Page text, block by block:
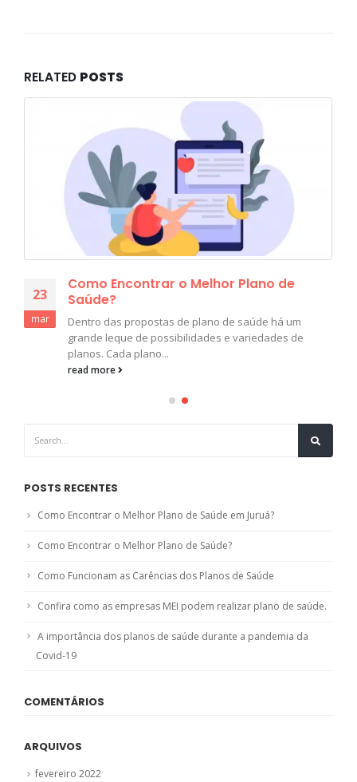
RELATED POSTS
23
mar
Como Encontrar o Melhor Plano de
Saúde?
Dentro das propostas de plano de saúde há um
grande leque de possibilidades e variedades de
planos. Cada plano...
read more
POSTS RECENTES
Como Encontrar o Melhor Plano de Saúde em Juruá?
Como Encontrar o Melhor Plano de Saúde?
Como Funcionam as Carências dos Planos de Saúde
Confira como as empresas MEI podem realizar plano de saúde.
A importância dos planos de saúde durante a pandemia da
Covid-19
COMENTÁRIOS
ARQUIVOS
fevereiro 2022